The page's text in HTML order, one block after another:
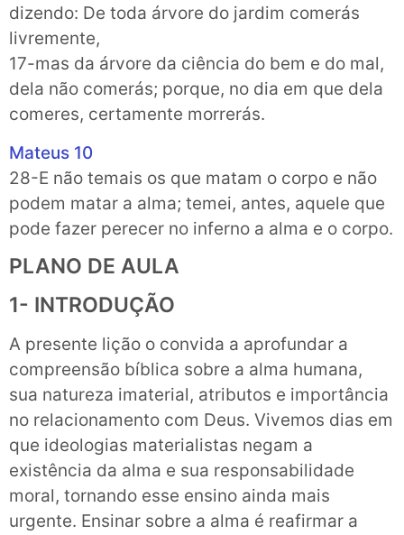
dizendo: De toda árvore do jardim comerás
livremente,
17-mas da árvore da ciência do bem e do mal,
dela não comerás; porque, no dia em que dela
comeres, certamente morrerás.
Mateus 10
28-E não temais os que matam o corpo e não
podem matar a alma; temei, antes, aquele que
pode fazer perecer no inferno a alma e o corpo.
PLANO DE AULA
1- INTRODUÇÃO
A presente lição o convida a aprofundar a
compreensão bíblica sobre a alma humana,
sua natureza imaterial, atributos e importância
no relacionamento com Deus. Vivemos dias em
que ideologias materialistas negam a
existência da alma e sua responsabilidade
moral, tornando esse ensino ainda mais
urgente. Ensinar sobre a alma é reafirmar a